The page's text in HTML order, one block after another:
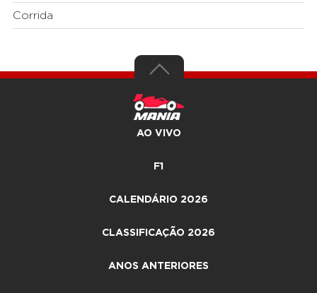
Corrida
AO VIVO
F1
CALENDÁRIO 2026
CLASSIFICAÇÃO 2026
ANOS ANTERIORES